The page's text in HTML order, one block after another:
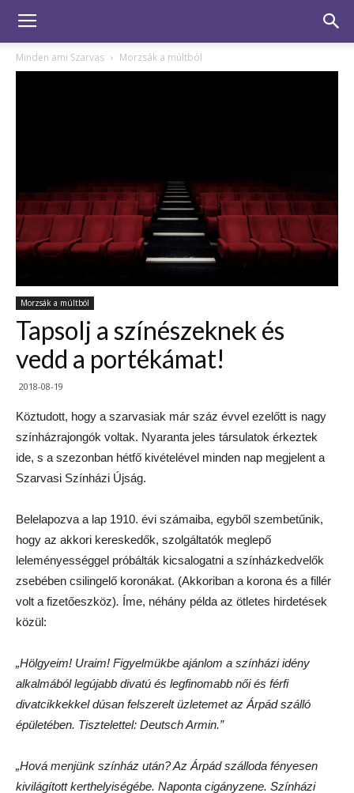
Minden ami Szarvas Morzsák a múltból
Morzsák a múltból
Tapsolj a színészeknek és
vedd a portékámat!
2018-08-19
Köztudott, hogy a szarvasiak már száz évvel ezelőtt is nagy
színházrajongók voltak. Nyaranta jeles társulatok érkeztek
ide, s a szezonban hétfő kivételével minden nap megjelent a
Szarvasi Színházi Újság.
Belelapozva a lap 1910. évi számaiba, egyből szembetűnik,
hogy az akkori kereskedők, szolgáltatók meglepő
leleményességgel próbálták kicsalogatni a színházkedvelők
zsebében csilingelő koronákat. (Akkoriban a korona és a fillér
volt a fizetőeszköz). Íme, néhány példa az ötletes hirdetések
közül:
„Hölgyeim! Uraim! Figyelmükbe ajánlom a színházi idény
alkalmából legújabb divatú és legfinomabb női és férfi
divatcikkekkel dúsan felszerelt üzletemet az Árpád szálló
épületében. Tisztelettel: Deutsch Armin.”
„Hová menjünk színház után? Az Árpád szálloda fényesen
kivilágított kerthelyiségébe. Naponta cigányzene. Színházi